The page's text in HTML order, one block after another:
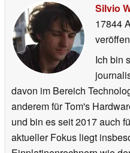
Silvio
17844
Ich bin
davon im Bereich
anderem für Tom's
und bin es seit 2017 auch
aktueller Fokus liegt